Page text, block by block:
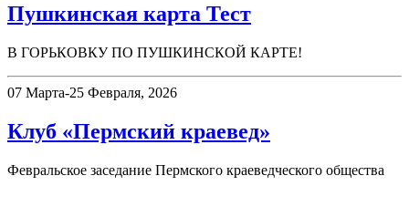
Пушкинская карта Тест
В ГОРЬКОВКУ ПО ПУШКИНСКОЙ КАРТЕ!
07 Марта-25 Февраля, 2026
Клуб «Пермский краевед»
Февральское заседание Пермского краеведческого общества